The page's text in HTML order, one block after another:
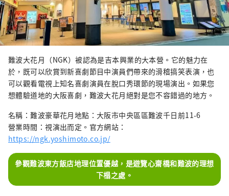
難波大花月（NGK）被認為是吉本興業的大本營。它的魅力在
於，既可以欣賞到新喜劇節目中演員們帶來的滑稽搞笑表演，也
可以觀看電視上知名喜劇演員在脫口秀環節的現場演出。如果您
想體驗道地的大阪喜劇，難波大花月絕對是您不容錯過的地方。
名稱：難波豪華花月地點：大阪市中央區區難波千日前11-6
營業時間：視演出而定。官方網站：
https://ngk.yoshimoto.co.jp/
參觀難波東方飯店地理位置優越，是遊覽心齋橋和難波的理想
下榻之處。